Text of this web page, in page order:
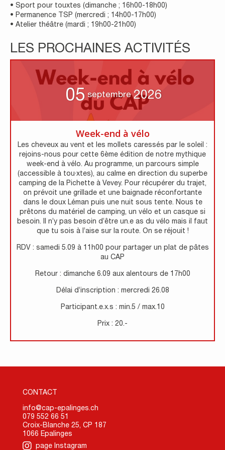
• Sport pour touxtes (dimanche ; 16h00-18h00)
• Permanence TSP (mercredi ; 14h00-17h00)
• Atelier théâtre (mardi ; 19h00-21h00)
LES PROCHAINES ACTIVITÉS
05 septembre 2026
Week-end à vélo
Les cheveux au vent et les mollets caressés par le soleil :
rejoins-nous pour cette 6ème édition de notre mythique
week-end à vélo. Au programme, un parcours simple
(accessible à tou·xtes), au calme en direction du superbe
camping de la Pichette à Vevey. Pour récupérer du trajet,
on prévoit une grillade et une baignade réconfortante
dans le doux Léman puis une nuit sous tente. Nous te
prêtons du matériel de camping, un vélo et un casque si
besoin. Il n’y pas besoin d’être un.e as du vélo mais il faut
que tu sois à l’aise sur la route. On se réjouit !
RDV : samedi 5.09 à 11h00 pour partager un plat de pâtes
au CAP
Retour : dimanche 6.09 aux alentours de 17h00
Délai d’inscription : mercredi 26.08
Participant.e.x.s : min.5 / max.10
Prix : 20.-
CONTACT
info@cap-epalinges.ch
079 552 66 51
Croix-Blanche 25, CP 187
1066 Epalinges
page Instagram